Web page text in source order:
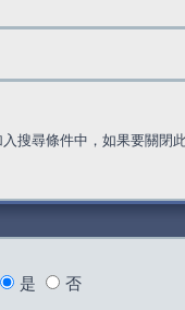
搜尋條件中，如果要關閉
是 否